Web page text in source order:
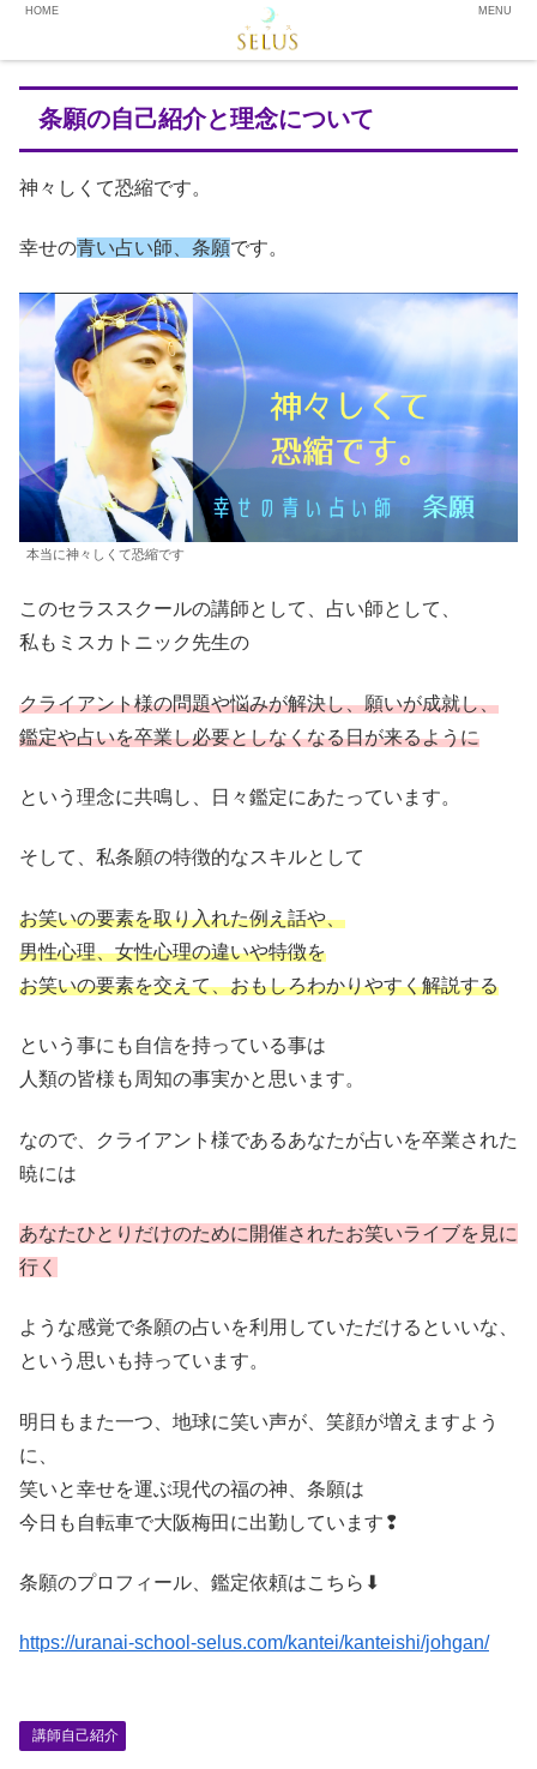
条願の自己紹介と理念について
神々しくて恐縮です。
幸せの青い占い師、条願です。
本当に神々しくて恐縮です
このセラススクールの講師として、占い師として、
私もミスカトニック先生の
クライアント様の問題や悩みが解決し、願いが成就し、
鑑定や占いを卒業し必要としなくなる日が来るように
という理念に共鳴し、日々鑑定にあたっています。
そして、私条願の特徴的なスキルとして
お笑いの要素を取り入れた例え話や、
男性心理、女性心理の違いや特徴を
お笑いの要素を交えて、おもしろわかりやすく解説する
という事にも自信を持っている事は
人類の皆様も周知の事実かと思います。
なので、クライアント様であるあなたが占いを卒業された
暁には
あなたひとりだけのために開催されたお笑いライブを見に
行く
ような感覚で条願の占いを利用していただけるといいな、
という思いも持っています。
明日もまた一つ、地球に笑い声が、笑顔が増えますよう
に、
笑いと幸せを運ぶ現代の福の神、条願は
今日も自転車で大阪梅田に出勤しています❢
条願のプロフィール、鑑定依頼はこちら⬇
https://uranai-school-selus.com/kantei/kanteishi/johgan/
講師自己紹介
HOME MENU